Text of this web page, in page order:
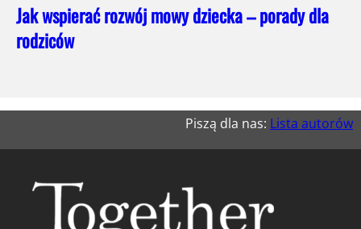
Jak wspierać rozwój mowy dziecka – porady dla
rodziców
Piszą dla nas: Lista autorów